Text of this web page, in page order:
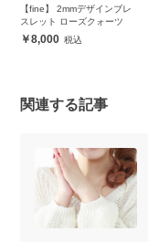
【fine】 2mmデザインブレ
スレット ローズクォーツ
8,000
関連する記事